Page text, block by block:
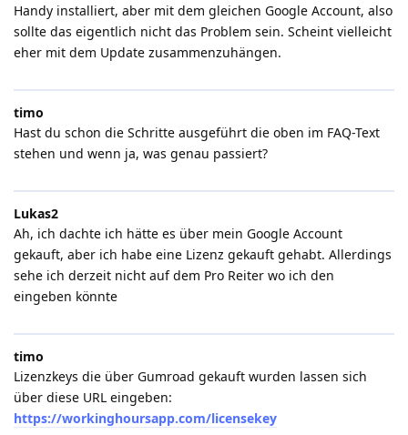
Handy installiert, aber mit dem gleichen Google Account, also
sollte das eigentlich nicht das Problem sein. Scheint vielleicht
eher mit dem Update zusammenzuhängen.
timo
Hast du schon die Schritte ausgeführt die oben im FAQ-Text
stehen und wenn ja, was genau passiert?
Lukas2
Ah, ich dachte ich hätte es über mein Google Account
gekauft, aber ich habe eine Lizenz gekauft gehabt. Allerdings
sehe ich derzeit nicht auf dem Pro Reiter wo ich den
eingeben könnte
timo
Lizenzkeys die über Gumroad gekauft wurden lassen sich
über diese URL eingeben:
https://workinghoursapp.com/licensekey